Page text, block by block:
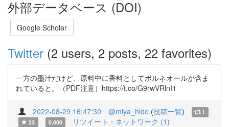
外部データベース (DOI)
Google Scholar
Twitter (2 users, 2 posts, 22 favorites)
一方の墨汁だけど、原料中に香料としてボルネオールが含ま
れていると。（PDF注意）https://t.co/G9rwVRlnI1
2022-08-29 16:47:30 @miya_hide (投稿一覧)
1
23
0.000 リツイート・ネットワーク (1)